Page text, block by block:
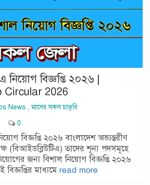
নিয়োগ বিজ্ঞপ্তি ২০২৬ |
Circular 2026
News ,মাসের সকল চাকুরি
0
বিজ্ঞপ্তি ২০২৬ বাংলাদেশ অভ্যন্তরীণ
(বিআইডব্লিউটিএ) তাদের শূন্য পদসমূহে
জন্য বিশাল নিয়োগ বিজ্ঞপ্তি ২০২৬
মাধ্যমে read more